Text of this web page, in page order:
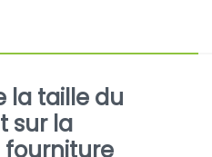
la taille du
sur la
fourniture